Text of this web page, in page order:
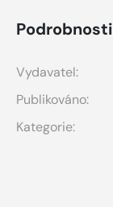
Podrobnosti
Vydavatel:
Publikováno:
Kategorie: